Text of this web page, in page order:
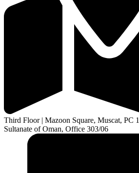
Third Floor | Mazoon Square, Muscat, PC
Sultanate of Oman, Office 303/06